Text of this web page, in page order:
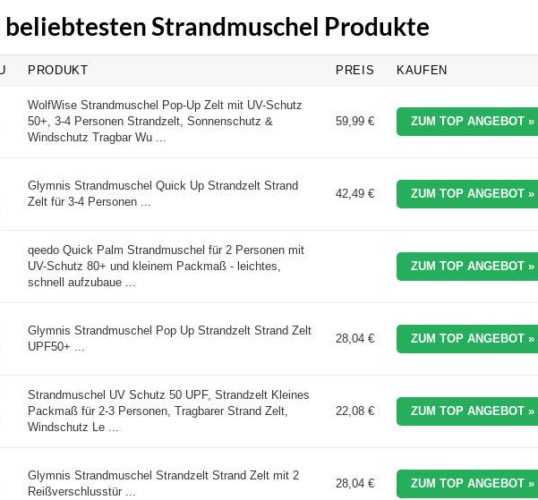
beliebtesten Strandmuschel Produkte
PRODUKT PREIS KAUFEN
WolfWise Strandmuschel Pop-Up Zelt mit UV-Schutz
50+, 3-4 Personen Strandzelt, Sonnenschutz &
Windschutz Tragbar Wu ...
59,99 € ZUM TOP ANGEBOT »
Glymnis Strandmuschel Quick Up Strandzelt Strand
Zelt für 3-4 Personen ...
42,49 € ZUM TOP ANGEBOT »
qeedo Quick Palm Strandmuschel für 2 Personen mit
UV-Schutz 80+ und kleinem Packmaß - leichtes,
schnell aufzubaue ...
ZUM TOP ANGEBOT »
Glymnis Strandmuschel Pop Up Strandzelt Strand Zelt
UPF50+ ...
28,04 € ZUM TOP ANGEBOT »
Strandmuschel UV Schutz 50 UPF, Strandzelt Kleines
Packmaß für 2-3 Personen, Tragbarer Strand Zelt,
Windschutz Le ...
22,08 € ZUM TOP ANGEBOT »
Glymnis Strandmuschel Strandzelt Strand Zelt mit 2
Reißverschlusstür ...
28,04 € ZUM TOP ANGEBOT »